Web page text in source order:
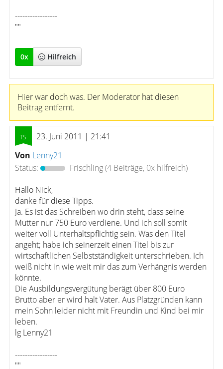
-----------------
""
0x Hilfreich
Hier war doch was. Der Moderator hat diesen
Beitrag entfernt.
23. Juni 2011 | 21:41
Von Lenny21
Status:
Frischling(4 Beiträge, 0x hilfreich)
Hallo Nick,
danke für diese Tipps.
Ja. Es ist das Schreiben wo drin steht, dass seine
Mutter nur 750 Euro verdiene. Und ich soll somit
weiter voll Unterhaltspflichtig sein. Was den Titel
angeht; habe ich seinerzeit einen Titel bis zur
wirtschaftlichen Selbstständigkeit unterschrieben. Ich
weiß nicht in wie weit mir das zum Verhängnis werden
könnte.
Die Ausbildungsvergütung berägt über 800 Euro
Brutto aber er wird halt Vater. Aus Platzgründen kann
mein Sohn leider nicht mit Freundin und Kind bei mir
leben.
lg Lenny21
-----------------
""